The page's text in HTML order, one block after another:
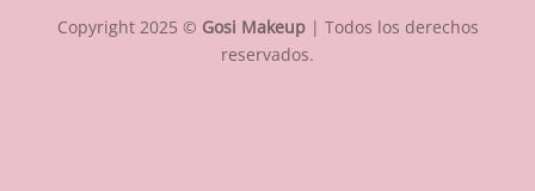
Copyright 2025 © Gosi Makeup | Todos los derechos
reservados.